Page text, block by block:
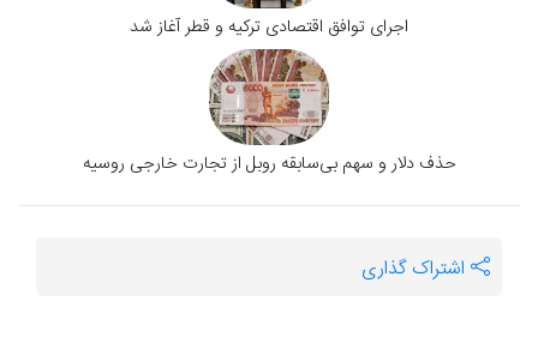
اجرای توافق اقتصادی ترکیه و قطر آغاز شد
حذف دلار و سهم بی‌سابقه روبل از تجارت خارجی روسیه
اشتراک گذاری